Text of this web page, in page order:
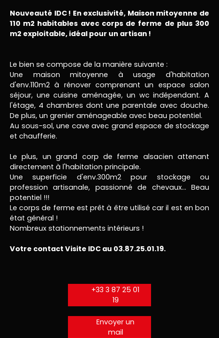
Nouveauté IDC ! En exclusivité, Maison mitoyenne de
110 m2 habitables avec corps de ferme de plus 300
m2 exploitable, idéal pour un artisan !
Le bien se compose de la manière suivante :
Une maison mitoyenne à usage d'habitation
d'env.110m2 à rénover comprenant un espace salon
séjour, une cuisine aménagée, un wc indépendant. A
l'étage, 4 chambres dont une parentale avec douche.
De plus, un grenier aménageable avec beau potentiel.
Au sous-sol, une cave avec grand espace de stockage
et chaufferie.
Le plus, un grand corp de ferme alsacien attenant
directement à l'habitation principale.
Une superficie d'env.300m2 pour stockage ou
profession artisanale, passionné de chevaux... Beau
potentiel !!!
Le corps de ferme est prêt à être utilisé car il est en bon
état général !
Nombreux stationnements intérieurs !
Votre contact Visite IDC au 03.87.25.01.19.
+33 3 87 25 01
19
Envoyer un
mail